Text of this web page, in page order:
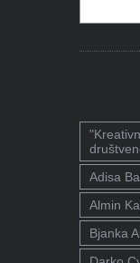
Adisa
Almin
Bjanka